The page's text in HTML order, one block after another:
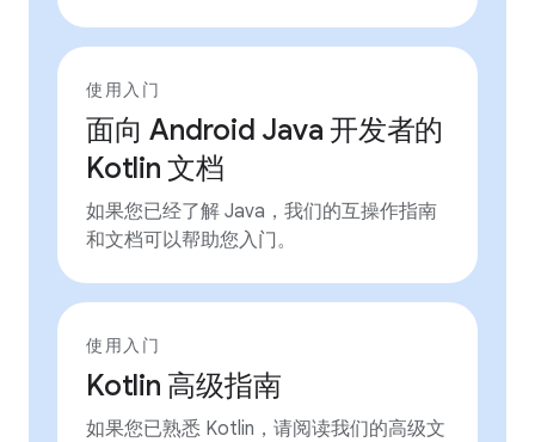
使用入门
面向 Android Java 开发者的
Kotlin 文档
如果您已经了解 Java，我们的互操作指南
和文档可以帮助您入门。
使用入门
Kotlin 高级指南
如果您已熟悉 Kotlin，请阅读我们的高级文